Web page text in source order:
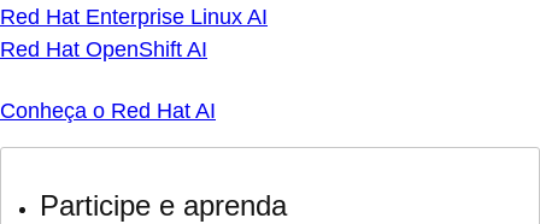
Red Hat Enterprise Linux AI
Red Hat OpenShift AI
Conheça o Red Hat AI
Participe e aprenda